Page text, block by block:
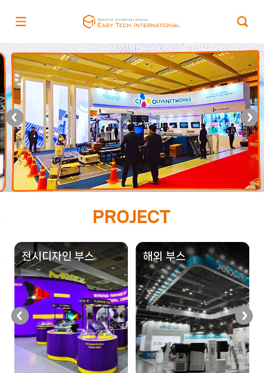
PROJECT
전시디자인 부스 해외 부스